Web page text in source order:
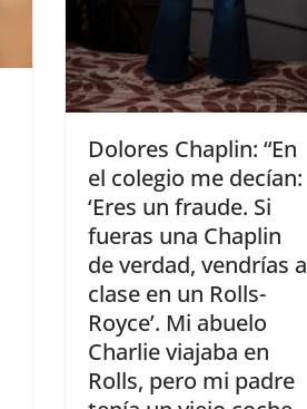
​Dolores Chaplin: “En
el colegio me decían:
‘Eres un fraude. Si
fueras una Chaplin
de verdad, vendrías a
clase en un Rolls-
Royce’. Mi abuelo
Charlie viajaba en
Rolls, pero mi padre